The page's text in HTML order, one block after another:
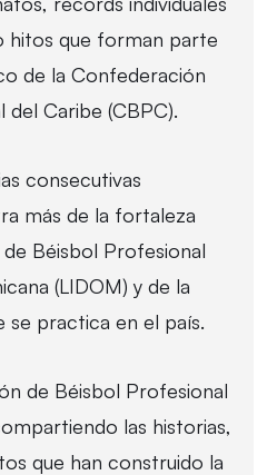
hitos que forman parte
de la Confederación
Caribe (CBPC).
consecutivas
más de la fortaleza
Béisbol Profesional
(LIDOM) y de la
se practica en el país.
de Béisbol Profesional
las historias,
que han construido la